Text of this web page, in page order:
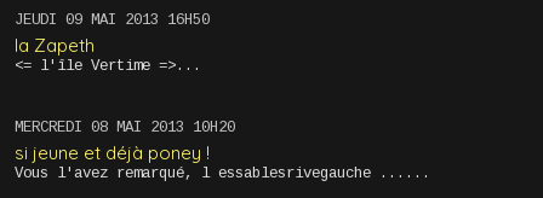
JEUDI 09 MAI 2013 16H50
la Zapeth
<= l'île Vertime =>...
MERCREDI 08 MAI 2013 10H20
si jeune et déjà poney !
Vous l'avez remarqué, l essablesrivegauche ......